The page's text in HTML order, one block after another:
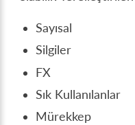
Sayısal
Silgiler
FX
Sık Kullanılanlar
Mürekkep